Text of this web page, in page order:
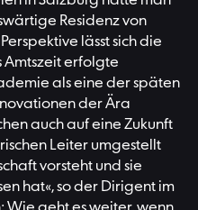
Residenz von
lässt sich die
Amtszeit erfolgte
als eine der späten
der Ära
auch auf eine Zukunft
Leiter umgestellt
vorsteht und sie
hat«, so der Dirigent im